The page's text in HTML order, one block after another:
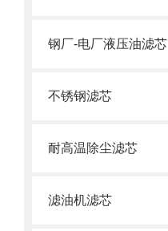
钢厂-电厂液压油滤芯
不锈钢滤芯
耐高温除尘滤芯
滤油机滤芯